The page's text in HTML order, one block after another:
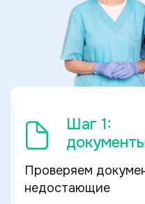
Шаг 1:
Проверяем
недостающие